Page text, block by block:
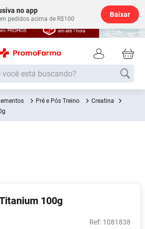
no app
pedidos acima de R$100
Baixar
Pré e Pós Treino
Creatina
100g
: 1081838